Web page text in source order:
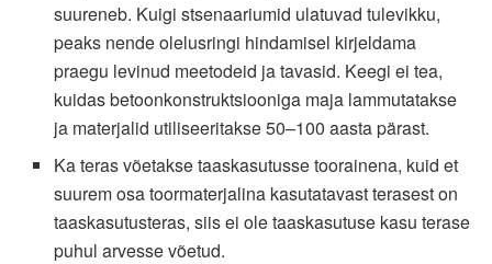
suureneb. Kuigi stsenaariumid ulatuvad tulevikku,
peaks nende olelusringi hindamisel kirjeldama
praegu levinud meetodeid ja tavasid. Keegi ei tea,
kuidas betoonkonstruktsiooniga maja lammutatakse
ja materjalid utiliseeritakse 50–100 aasta pärast.
Ka teras võetakse taaskasutusse toorainena, kuid et
suurem osa toormaterjalina kasutatavast terasest on
taaskasutusteras, siis ei ole taaskasutuse kasu terase
puhul arvesse võetud.